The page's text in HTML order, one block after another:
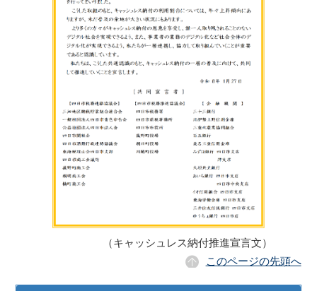
（キャッシュレス納付推進宣言文）
このページの先頭へ